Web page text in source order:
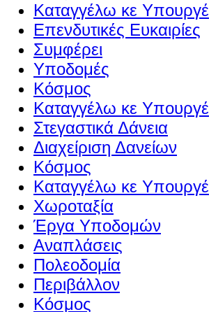
Καταγγέλω κε Υπουργέ
Επενδυτικές Ευκαιρίες
Συμφέρει
Υποδομές
Κόσμος
Καταγγέλω κε Υπουργέ
Στεγαστικά Δάνεια
Διαχείριση Δανείων
Κόσμος
Καταγγέλω κε Υπουργέ
Χωροταξία
Έργα Υποδομών
Αναπλάσεις
Πολεοδομία
Περιβάλλον
Κόσμος